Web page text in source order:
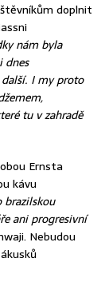
doplnit
nám byla
dnes
I my proto
tu v zahradě
Ernsta
kávu
brazilskou
ani progresivní
Nebudou